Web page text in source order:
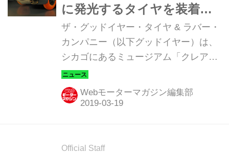
に発光するタイヤを装着し
て世界初披露
ザ・グッドイヤー・タイヤ & ラバー・
カンパニー（以下グッドイヤー）は、
シカゴにあるミュージアム「クレアモ
ント・コレクションズ」と共同で、ジ
ュネーブ国際モーターショーにおいて
グッドイヤーの半透明のタイヤを装着
Webモーターマガジン編集部
Official Staff